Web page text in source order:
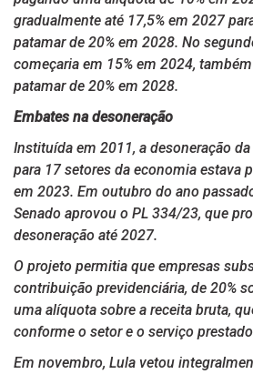
gradualmente até 17,5% em 2027
patamar de 20% em 2028. No
começaria em 15% em 2024,
patamar de 20% em 2028.
Embates na desoneração
Instituída em 2011, a desoneração
para 17 setores da economia estava
em 2023. Em outubro do ano
Senado aprovou o PL 334/23, que
desoneração até 2027.
O projeto permitia que empresas
contribuição previdenciária, de 20%
uma alíquota sobre a receita bruta,
conforme o setor e o serviço
Em novembro, Lula vetou